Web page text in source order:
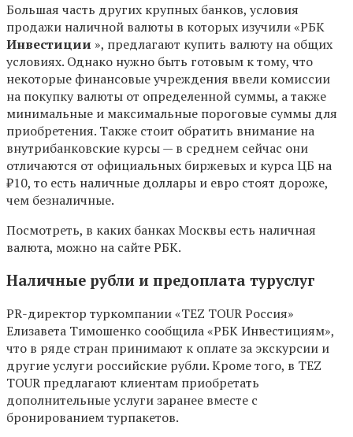
Большая часть других крупных банков, условия
продажи наличной валюты в которых изучили «РБК
Инвестиции », предлагают купить валюту на общих
условиях. Однако нужно быть готовым к тому, что
некоторые финансовые учреждения ввели комиссии
на покупку валюты от определенной суммы, а также
минимальные и максимальные пороговые суммы для
приобретения. Также стоит обратить внимание на
внутрибанковские курсы — в среднем сейчас они
отличаются от официальных биржевых и курса ЦБ на
₽10, то есть наличные доллары и евро стоят дороже,
чем безналичные.
Посмотреть, в каких банках Москвы есть наличная
валюта, можно на сайте РБК.
Наличные рубли и предоплата туруслуг
PR-директор туркомпании «TEZ TOUR Россия»
Елизавета Тимошенко сообщила «РБК Инвестициям»,
что в ряде стран принимают к оплате за экскурсии и
другие услуги российские рубли. Кроме того, в TEZ
TOUR предлагают клиентам приобретать
дополнительные услуги заранее вместе с
бронированием турпакетов.